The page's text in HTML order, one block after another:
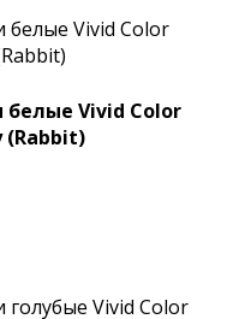
белые Vivid Color
(Rabbit)